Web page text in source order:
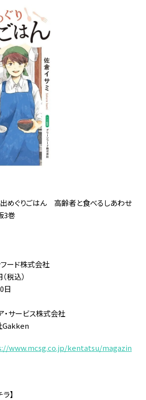
出めぐりごはん 高齢者と食べるしあわせ
電子連載版3巻
フード株式会社
税込）
日
・サービス株式会社
Gakken
www.mcsg.co.jp/kentatsu/magazin
ラ】